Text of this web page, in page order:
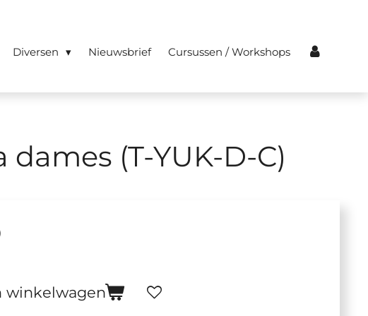
Diversen Nieuwsbrief Cursussen / Workshops
dames (T-YUK-D-C)
winkelwagen